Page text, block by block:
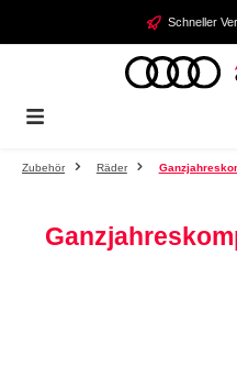
Zum Hauptinhalt springen Schneller
Zubehör Räder